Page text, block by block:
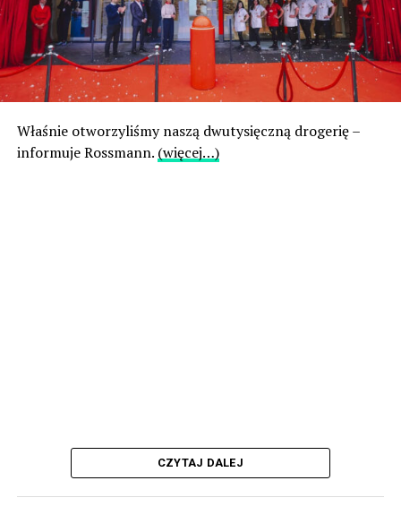
Właśnie otworzyliśmy naszą dwutysięczną drogerię –
informuje Rossmann. (więcej…)
CZYTAJ DALEJ